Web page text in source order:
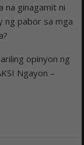
na ginagamit ni
ng pabor sa mga
opinyon ng
Ngayon –